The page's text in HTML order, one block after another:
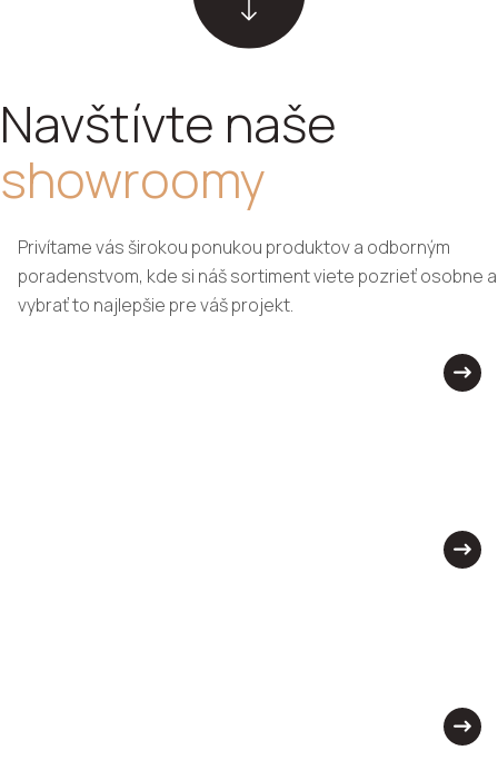
Navštívte naše
showroomy
Privítame vás širokou ponukou produktov a odborným
poradenstvom, kde si náš sortiment viete pozrieť osobne a
vybrať to najlepšie pre váš projekt.